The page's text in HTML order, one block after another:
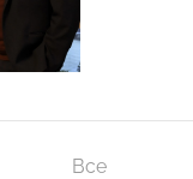
Все